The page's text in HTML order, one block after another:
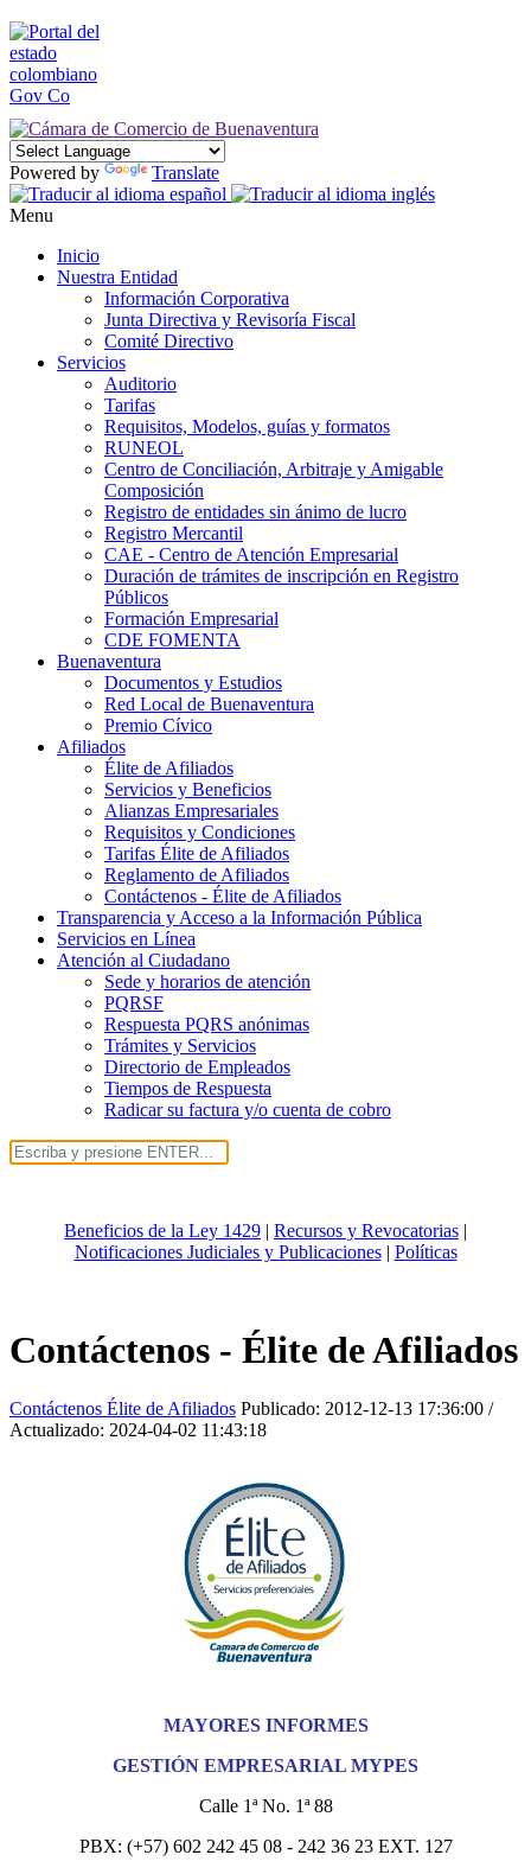
Powered by Translate
Menu
Inicio
Nuestra Entidad
Información Corporativa
Junta Directiva y Revisoría Fiscal
Comité Directivo
Servicios
Auditorio
Tarifas
Requisitos, Modelos, guías y formatos
RUNEOL
Centro de Conciliación, Arbitraje y Amigable
Composición
Registro de entidades sin ánimo de lucro
Registro Mercantil
CAE - Centro de Atención Empresarial
Duración de trámites de inscripción en Registro
Públicos
Formación Empresarial
CDE FOMENTA
Buenaventura
Documentos y Estudios
Red Local de Buenaventura
Premio Cívico
Afiliados
Élite de Afiliados
Servicios y Beneficios
Alianzas Empresariales
Requisitos y Condiciones
Tarifas Élite de Afiliados
Reglamento de Afiliados
Contáctenos - Élite de Afiliados
Transparencia y Acceso a la Información Pública
Servicios en Línea
Atención al Ciudadano
Sede y horarios de atención
PQRSF
Respuesta PQRS anónimas
Trámites y Servicios
Directorio de Empleados
Tiempos de Respuesta
Radicar su factura y/o cuenta de cobro
Beneficios de la Ley 1429 | Recursos y Revocatorias |
Notificaciones Judiciales y Publicaciones| Políticas
Contáctenos - Élite de Afiliados
Contáctenos Élite de Afiliados Publicado: 2012-12-13 17:36:00 /
Actualizado: 2024-04-02 11:43:18
MAYORES INFORMES
GESTIÓN EMPRESARIAL MYPES
Calle 1ª No. 1ª 88
PBX: (+57) 602 242 45 08 - 242 36 23 EXT. 127